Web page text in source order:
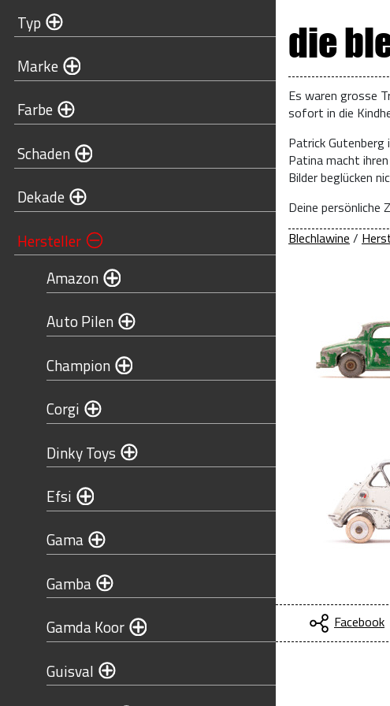
Typ
Marke
Farbe
Schaden
Dekade
Hersteller
Amazon
Auto Pilen
Champion
Corgi
Dinky Toys
Efsi
Gama
Gamba
Gamda Koor
Guisval
die
Es waren grosse
sofort in die
Patrick
Patina macht
Bilder beglücken
Deine
Blechlawine /
Facebook